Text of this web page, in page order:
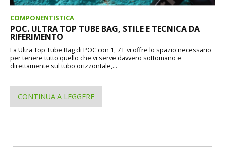
COMPONENTISTICA
POC. ULTRA TOP TUBE BAG, STILE E TECNICA DA
RIFERIMENTO
La Ultra Top Tube Bag di POC con 1, 7 L vi offre lo spazio necessario
per tenere tutto quello che vi serve davvero sottomano e
direttamente sul tubo orizzontale,...
CONTINUA A LEGGERE